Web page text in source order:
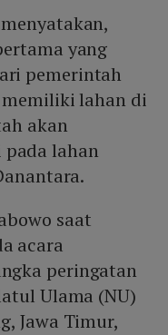
yang
pemerintah
lahan di
akan
lahan
saat
acara
peringatan
Ulama (NU)
Jawa Timur,